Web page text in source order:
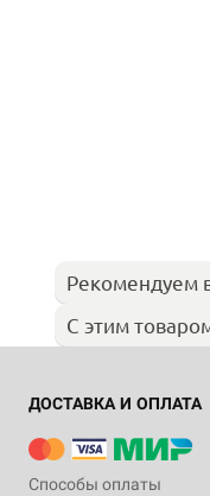
Рекомендуем
С этим
ДОСТАВКА И ОПЛАТА
Способы оплаты